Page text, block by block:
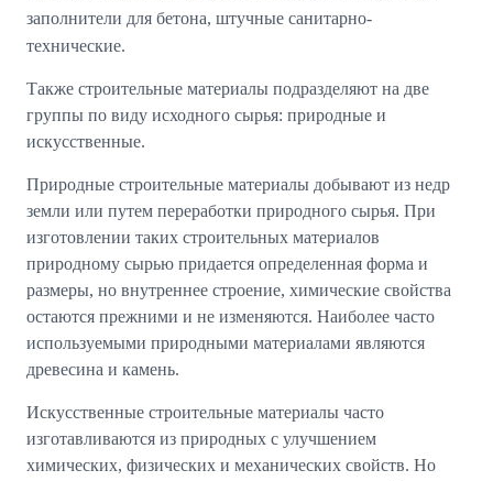
заполнители для бетона, штучные санитарно-
технические.
Также строительные материалы подразделяют на две
группы по виду исходного сырья: природные и
искусственные.
Природные строительные материалы добывают из недр
земли или путем переработки природного сырья. При
изготовлении таких строительных материалов
природному сырью придается определенная форма и
размеры, но внутреннее строение, химические свойства
остаются прежними и не изменяются. Наиболее часто
используемыми природными материалами являются
древесина и камень.
Искусственные строительные материалы часто
изготавливаются из природных с улучшением
химических, физических и механических свойств. Но